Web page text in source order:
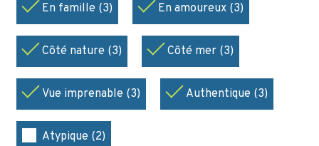
En famille (3) En amoureux (3)
Côté nature (3) Côté mer (3)
Vue imprenable (3) Authentique (3)
Atypique (2)